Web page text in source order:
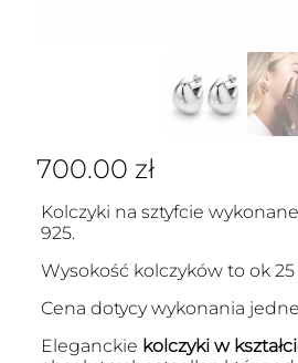
700.00 zł
Kolczyki na sztyfcie
925.
Wysokość kolczyków to ok
Cena dotycy wykonania
Eleganckie kolczyki w